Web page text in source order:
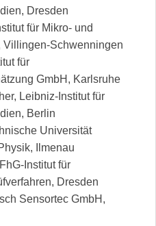
Dresden
für Mikro- und
Villingen-Schwenningen
für
GmbH, Karlsruhe
Leibniz-Institut für
Berlin
Universität
Ilmenau
Institut für
Dresden
Sensortec GmbH,